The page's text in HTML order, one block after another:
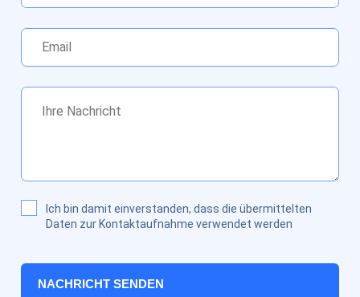
Ich bin damit einverstanden, dass die übermittelten
Daten zur Kontaktaufnahme verwendet werden
NACHRICHT SENDEN